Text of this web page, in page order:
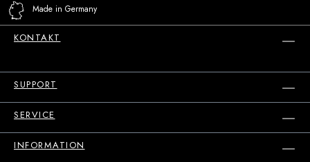
Made in Germany
KONTAKT
SUPPORT
SERVICE
INFORMATION